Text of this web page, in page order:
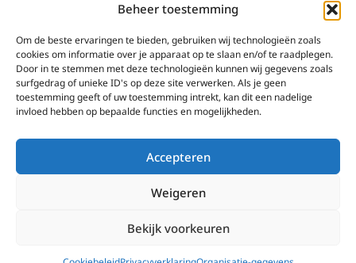
Beheer toestemming
Om de beste ervaringen te bieden, gebruiken wij technologieën zoals
cookies om informatie over je apparaat op te slaan en/of te raadplegen.
Door in te stemmen met deze technologieën kunnen wij gegevens zoals
surfgedrag of unieke ID's op deze site verwerken. Als je geen
toestemming geeft of uw toestemming intrekt, kan dit een nadelige
invloed hebben op bepaalde functies en mogelijkheden.
Accepteren
Weigeren
Bekijk voorkeuren
EWTN-Team
Organisatiegegevens
Doneren
EWTN wordt uitsluitend gefinancierd door uw donaties.
Wij ontvangen bewust geen advertentie-inkomsten of